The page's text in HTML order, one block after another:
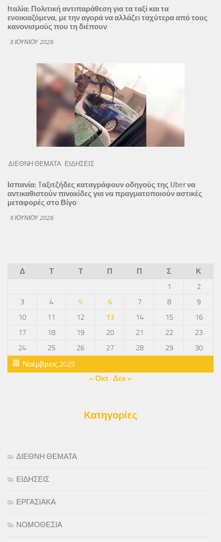
Ιταλία: Πολιτική αντιπαράθεση για τα ταξί και τα
ενοικιαζόμενα, με την αγορά να αλλάζει ταχύτερα από τους
κανονισμούς που τη διέπουν
5 ΙΟΥΝΊΟΥ 2026
ΔΙΕΘΝΗ ΘΕΜΑΤΑ ΕΙΔΗΣΕΙΣ
Ισπανία: Tαξιτζήδες καταγράφουν οδηγούς της Uber να
αντικαθιστούν πινακίδες για να πραγματοποιούν αστικές
μεταφορές στο Βίγο
5 ΙΟΥΝΊΟΥ 2026
Νοέμβριος 2025
Δ Τ Τ Π Π Σ
Κ
1
2
3
4 5 6 7 8
9
10
11 12 13 14 15
16
17
18 19 20 21 22
23
24
25 26 27 28 29 30
« Οκτ Δεκ »
Κατηγορίες
ΔΙΕΘΝΗ ΘΕΜΑΤΑ
ΕΙΔΗΣΕΙΣ
ΕΡΓΑΣΙΑΚΑ
ΝΟΜΟΘΕΣΙΑ